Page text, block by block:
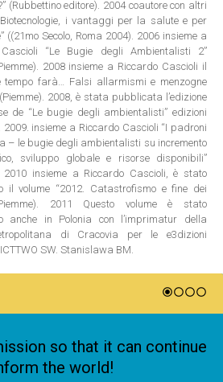
(Rubbettino editore). 2004 coautore con altri
i vantaggi per la salute e per
((21mo Secolo, Roma 2004). 2006 insieme a
“Le Bugie degli Ambientalisti 2”
2008 insieme a Riccardo Cascioli il
tempo farà… Falsi allarmismi e menzogne
2008, è stata pubblicata l’edizione
de “Le bugie degli ambientalisti” edizioni
2009. insieme a Riccardo Cascioli “I padroni
– le bugie degli ambientalisti su incremento
sviluppo globale e risorse disponibili”
2010 insieme a Riccardo Cascioli, è stato
il volume “2012. Catastrofismo e fine dei
2011 Questo volume è stato
anche in Polonia con l’imprimatur della
di Cracovia per le e3dizioni
SW. Stanislawa BM.